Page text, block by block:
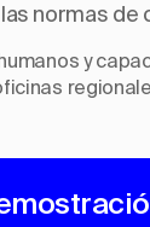
normas de
y